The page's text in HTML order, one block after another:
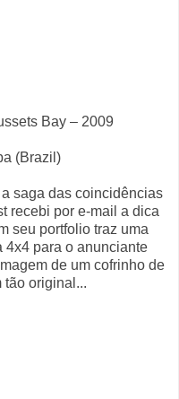
Bay – 2009
(Brazil)
saga das coincidências
recebi por e-mail a dica
seu portfolio traz uma
4x4 para o anunciante
de um cofrinho de
tão original...